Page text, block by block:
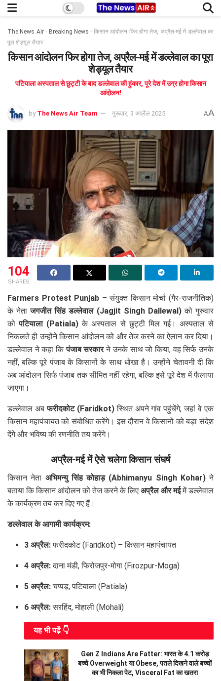
The News Air- Breaking News - किसान आंदोलन फिर होगा तेज, अप्रैल-मई में डल्लेवाल का
पूरा शेड्यूल तैयार
किसान आंदोलन फिर होगा तेज, अप्रैल-मई में डल्लेवाल का पूरा
शेड्यूल तैयार
पटियाला अस्पताल से छुट्टी के बाद डल्लेवाल की हुंकार, पूरे देश में उग्र होगा किसान
आंदोलन!
by The News Air Team गुरूवार, 3 अप्रैल 2025 AA
104
SHARES
Farmers Protest Punjab – संयुक्त किसान मोर्चा (गैर-राजनीतिक)
के नेताजगजीत सिंह डल्लेवाल (Jagjit Singh Dallewal) को गुरुवार
कोपटियाला (Patiala) के अस्पताल से छुट्टी मिल गई। अस्पताल से
निकलते ही उन्होंने किसान आंदोलन को और तेज करने का ऐलान कर दिया।
डल्लेवाल ने कहा किपंजाब सरकारने उनके साथ जो किया, वह सिर्फ उनके
नहीं, बल्कि पूरे पंजाब के किसानों के साथ धोखा है। उन्होंने चेतावनी दी कि
अब आंदोलन सिर्फ पंजाब तक सीमित नहीं रहेगा, बल्कि इसे पूरे देश में फैलाया
जाएगा।
डल्लेवाल अबफरीदकोट (Faridkot)स्थित अपने गांव पहुंचेंगे, जहां वे एक
किसान महापंचायत को संबोधित करेंगे। इस दौरान वे किसानों को बड़ा संदेश
देंगे और भविष्य की रणनीति तय करेंगे।
अप्रैल-मई में ऐसे चलेगा किसान संघर्ष
किसान नेता अभिमन्यु सिंह कोहाड़ (Abhimanyu Singh Kohar)ने
बताया कि किसान आंदोलन को तेज करने के लिए अप्रैल और मईमें डल्लेवाल
के कार्यक्रम तय कर दिए गए हैं।
डल्लेवाल के आगामी कार्यक्रम:
3 अप्रैल:फरीदकोट (Faridkot) – किसान महापंचायत
4 अप्रैल:दाना मंडी, फिरोजपुर-मोगा (Firozpur-Moga)
5 अप्रैल:चप्पड़, पटियाला (Patiala)
6 अप्रैल:सरहिंद, मोहाली (Mohali)
यह भी पढे़ं 👇
Gen Z Indians Are Fatter: भारत के 4.1 करोड़
बच्चे Overweight या Obese, पतले दिखने वाले बच्चों
का भी निकला पेट, Visceral Fat का खतरा